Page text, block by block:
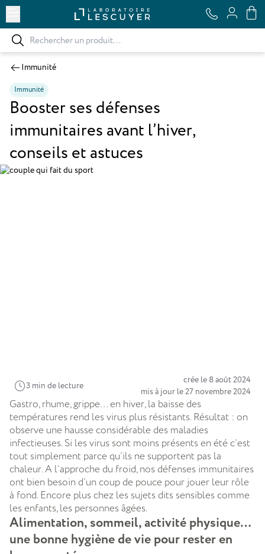
Immunité
Immunité
Booster ses défenses
immunitaires avant l’hiver,
conseils et astuces
3 min de lecture
crée le 8 août 2024
mis à jour le 27 novembre 2024
Gastro, rhume, grippe… en hiver, la baisse des
températures rend les virus plus résistants. Résultat : on
observe une hausse considérable des maladies
infectieuses. Si les virus sont moins présents en été c’est
tout simplement parce qu’ils ne supportent pas la
chaleur. A l’approche du froid, nos défenses immunitaires
ont bien besoin d’un coup de pouce pour jouer leur rôle
à fond. Encore plus chez les sujets dits sensibles comme
les enfants, les personnes âgées.
Alimentation, sommeil, activité physique…
une bonne hygiène de vie pour rester en